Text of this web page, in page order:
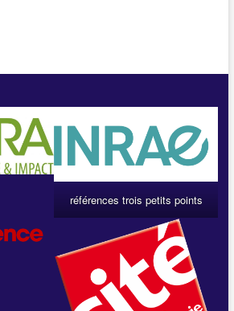
références trois petits points